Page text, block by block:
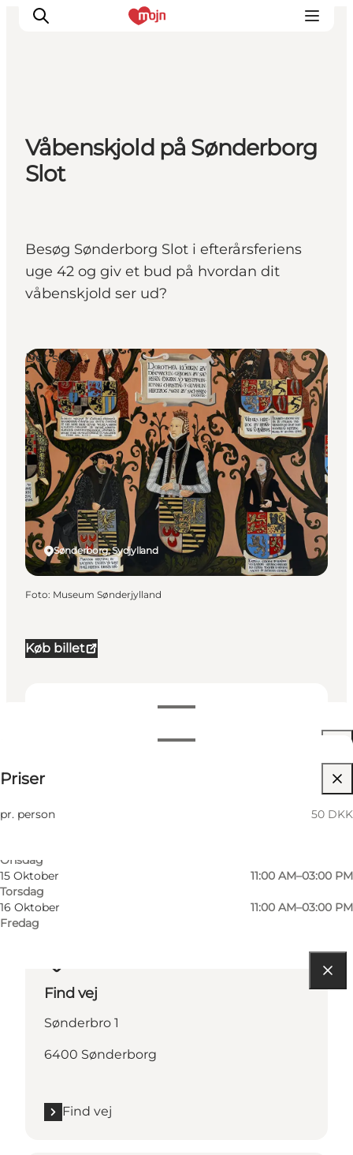
Oplevelser
Byer & Steder
Det sker
Booking
Våbenskjold på Sønderborg
Slot
Besøg Sønderborg Slot i efterårsferiens
uge 42 og giv et bud på hvordan dit
våbenskjold ser ud?
Køb billet
12 Oktober
11:00 AM–03:00 PM
13 Oktober
11:00 AM–03:00 PM
Onsdag
15 Oktober
Torsdag
11:00 AM–03:00 PM
16 Oktober
Fredag
11:00 AM–03:00 PM
Priser
pr. person 50 DKK
Børn
Sønderborg, Sydjylland
Det sker
Foto: Museum Sønderjylland
Find vej
Sønderbro 1
6400 Sønderborg
Find vej